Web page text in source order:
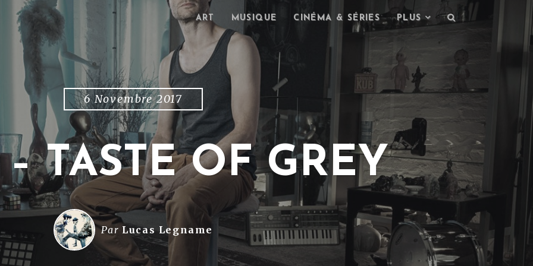
ART MUSIQUE CINÉMA & SÉRIES PLUS
6 Novembre 2017
TASTE OF GREY
Par Lucas Legname